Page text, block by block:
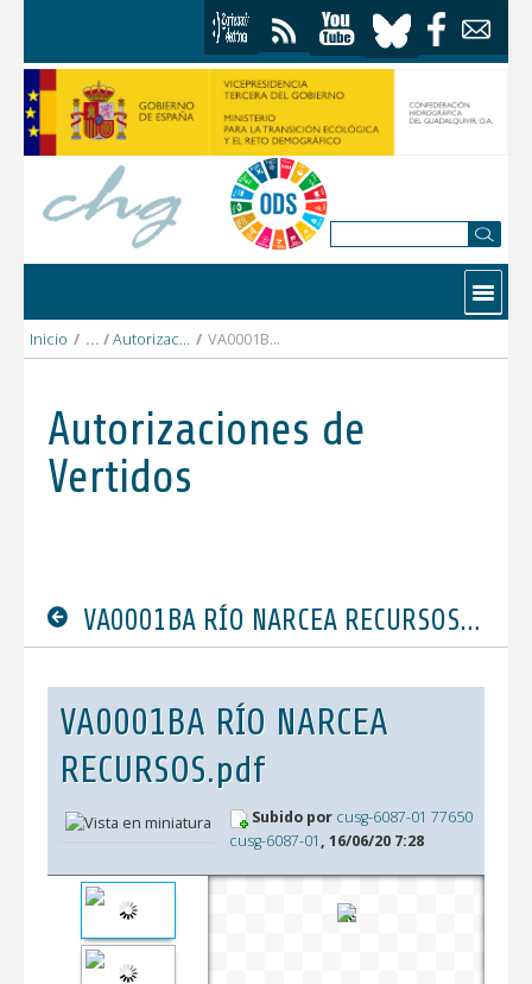
Contactar
Inicio / Autorizaciones Vertidos / VA0001BA RÍO NARCEA RECURSOS.pdf
Autorizaciones de
Vertidos
VA0001BA RÍO NARCEA RECURSOS.pdf
VA0001BA RÍO NARCEA
RECURSOS.pdf
Subido por cusg-6087-01 77650
cusg-6087-01 , 16/06/20 7:28